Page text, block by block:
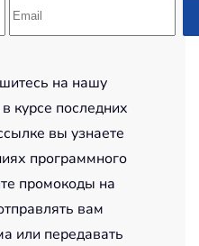
на нашу
курсе последних
вы узнаете
программного
промокоды на
вам
или передавать